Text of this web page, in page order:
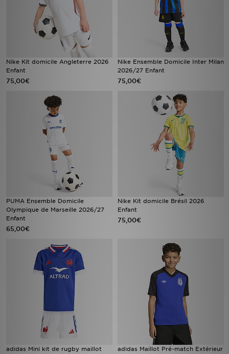
Nike Kit domicile Angleterre 2026
Enfant
75,00€
Nike Ensemble Domicile Inter Milan
2026/27 Enfant
75,00€
PUMA Ensemble Domicile
Olympique de Marseille 2026/27
Enfant
65,00€
Nike Kit domicile Brésil 2026
Enfant
75,00€
adidas Mini kit de rugby maillot
adidas Maillot Pré-match Extérieur